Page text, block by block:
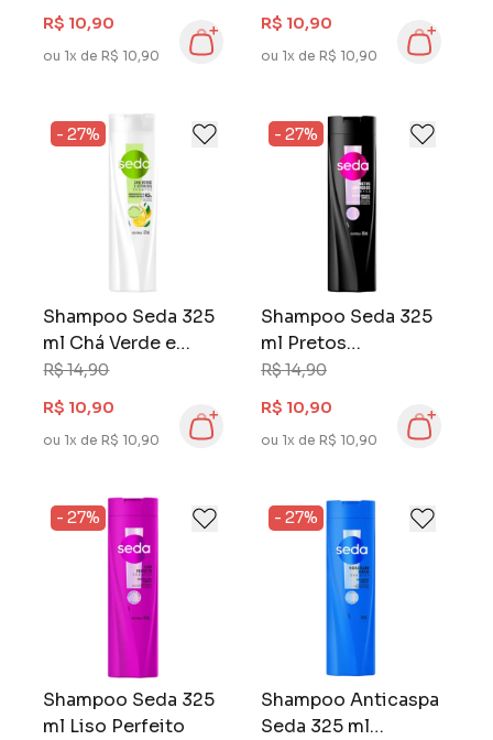
R$ 10,90
ou 1x de R$ 10,90
R$ 10,90
ou 1x de R$ 10,90
Shampoo Seda 325
ml Chá Verde e
Cítricos
R$ 14,90
R$ 10,90
ou 1x de R$ 10,90
- 27%
Shampoo Seda 325
ml Pretos
Luminosos
R$ 14,90
R$ 10,90
ou 1x de R$ 10,90
- 27%
Shampoo Seda 325
ml Liso Perfeito
- 27%
Shampoo Anticaspa
Seda 325 ml
- 27%